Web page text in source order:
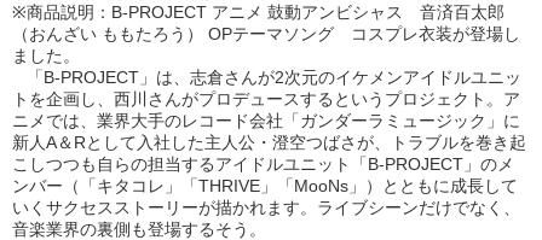
※商品説明：B-PROJECT アニメ 鼓動アンビシャス 音済百太郎
（おんざい ももたろう） OPテーマソング コスプレ衣装が登場し
ました。
「B-PROJECT」は、志倉さんが2次元のイケメンアイドルユニッ
トを企画し、西川さんがプロデュースするというプロジェクト。ア
ニメでは、業界大手のレコード会社「ガンダーラミュージック」に
新人A＆Rとして入社した主人公・澄空つばさが、トラブルを巻き起
こしつつも自らの担当するアイドルユニット「B-PROJECT」のメ
ンバー（「キタコレ」「THRIVE」「MooNs」）とともに成長して
いくサクセスストーリーが描かれます。ライブシーンだけでなく、
音楽業界の裏側も登場するそう。